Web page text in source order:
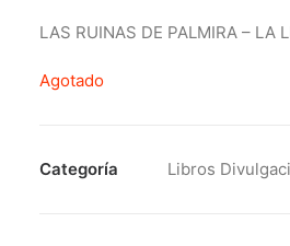
LAS RUINAS DE PALMIRA – LA
Agotado
Categoría Libros